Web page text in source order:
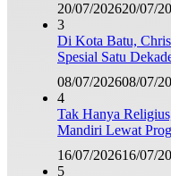
20/07/202620/07/
3
Di Kota Batu,
Spesial Satu
08/07/202608/07/
4
Tak Hanya
Mandiri Lewat
16/07/202616/07/
5